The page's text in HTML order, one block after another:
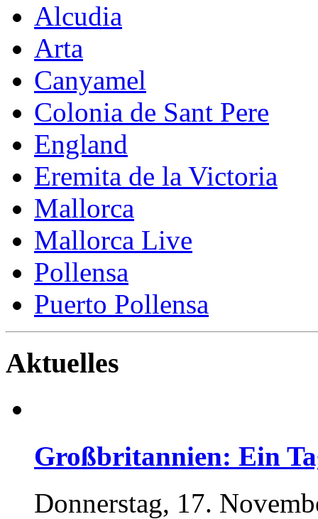
Alcudia
Arta
Canyamel
Colonia de Sant Pere
England
Eremita de la Victoria
Mallorca
Mallorca Live
Pollensa
Puerto Pollensa
Aktuelles
Großbritannien: Ein
Donnerstag, 17.